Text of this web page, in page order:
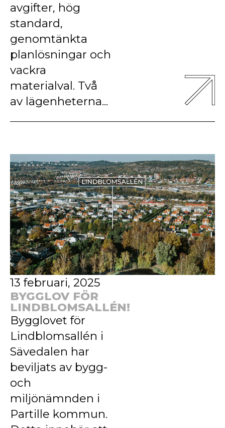
avgifter, hög
standard,
genomtänkta
planlösningar och
vackra
materialval. Två
av lägenheterna...
13 februari, 2025
BYGGLOV FÖR
LINDBLOMSALLÉN!
Bygglovet för
Lindblomsallén i
Sävedalen har
beviljats av bygg-
och
miljönämnden i
Partille kommun.